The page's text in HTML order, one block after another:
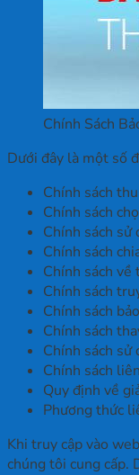
Chính Sách
Dưới đây là một số
Chính sách
Chính sách
Chính sách
Chính sách
Chính sách
Chính sách
Chính sách
Chính sách
Chính sách sử
Chính sách
Quy định về
Phương thức
Khi truy cập vào
chúng tôi cung cấp.